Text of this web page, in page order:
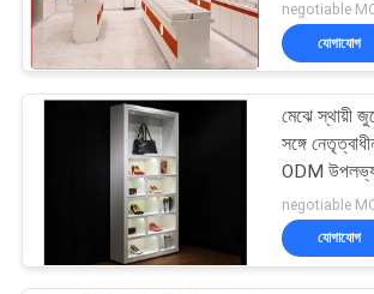
ফার্মেসী প্রদর্শন তাক
negotiable
যোগাযোগ
মেঝে স্থায়ী
সঙ্গে
ODM
negotiable
যোগাযোগ